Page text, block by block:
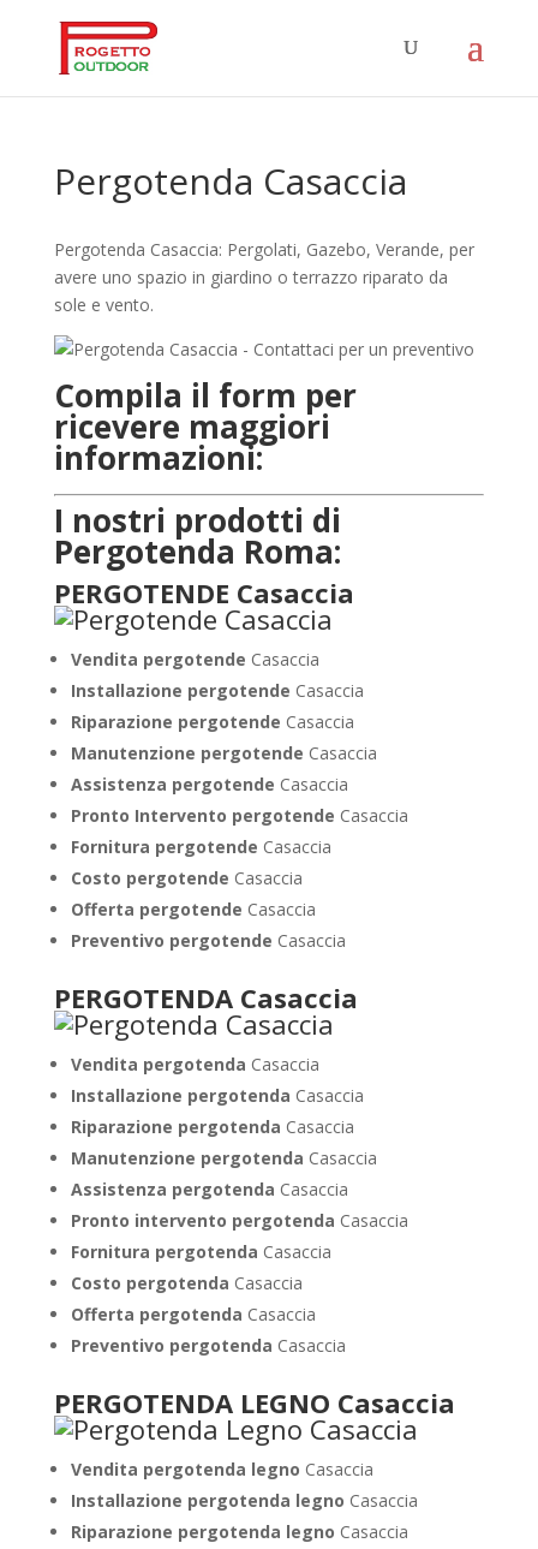
Pergotenda Casaccia
Pergotenda Casaccia: Pergolati, Gazebo, Verande, per
avere uno spazio in giardino o terrazzo riparato da
sole e vento.
Compila il form per
ricevere maggiori
informazioni:
I nostri prodotti di
Pergotenda Roma:
PERGOTENDE Casaccia
Vendita pergotende Casaccia
Installazione pergotende Casaccia
Riparazione pergotende Casaccia
Manutenzione pergotende Casaccia
Assistenza pergotende Casaccia
Pronto Intervento pergotende Casaccia
Fornitura pergotende Casaccia
Costo pergotende Casaccia
Offerta pergotende Casaccia
Preventivo pergotende Casaccia
PERGOTENDA Casaccia
Vendita pergotenda Casaccia
Installazione pergotenda Casaccia
Riparazione pergotenda Casaccia
Manutenzione pergotenda Casaccia
Assistenza pergotenda Casaccia
Pronto intervento pergotenda Casaccia
Fornitura pergotenda Casaccia
Costo pergotenda Casaccia
Offerta pergotenda Casaccia
Preventivo pergotenda Casaccia
PERGOTENDA LEGNO Casaccia
Vendita pergotenda legno Casaccia
Installazione pergotenda legno Casaccia
Riparazione pergotenda legno Casaccia